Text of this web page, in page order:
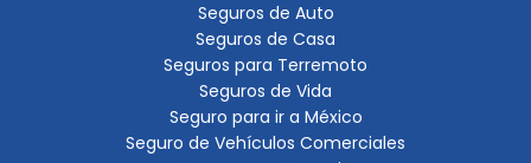
Seguros de Auto
Seguros de Casa
Seguros para Terremoto
Seguros de Vida
Seguro para ir a México
Seguro de Vehículos Comerciales